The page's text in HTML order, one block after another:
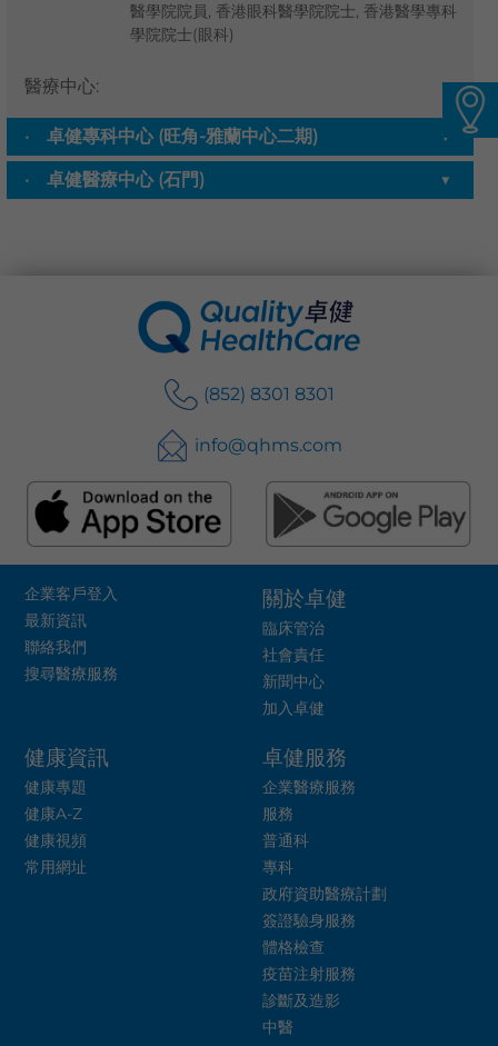
語言
卓健eShop
醫學院院員, 香港眼科醫學院院士, 香港醫學專科
學院院士(眼科)
醫療中心:
卓健專科中心 (旺角-雅蘭中心二期) ▼
卓健醫療中心 (石門) ▼
(852) 8301 8301
info@qhms.com
企業客戶登入
最新資訊
聯絡我們
搜尋醫療服務
關於卓健
臨床管治
社會責任
新聞中心
加入卓健
健康資訊
健康專題
健康A-Z
健康視頻
常用網址
卓健服務
企業醫療服務
服務
普通科
專科
政府資助醫療計劃
簽證驗身服務
體格檢查
疫苗注射服務
診斷及造影
中醫